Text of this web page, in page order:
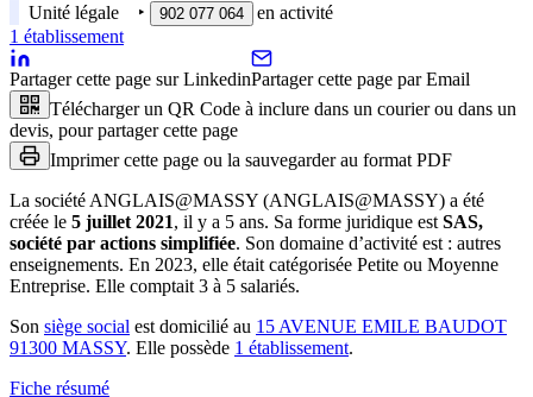
Unité légale ‣ 902 077 064
en activité
1 établissement
Partager cette page sur LinkedinPartager cette page par Email
Télécharger un QR Code à inclure dans un courier ou dans un
devis, pour partager cette page
Imprimer cette page ou la sauvegarder au format PDF
La société ANGLAIS@MASSY (ANGLAIS@MASSY) a été
créée le 5 juillet 2021, il y a 5 ans. Sa forme juridique est SAS,
société par actions simplifiée. Son domaine d’activité est : autres
enseignements. En 2023, elle était catégorisée Petite ou Moyenne
Entreprise. Elle comptait 3 à 5 salariés.
Son siège social est domicilié au 15 AVENUE EMILE BAUDOT
91300 MASSY. Elle possède 1 établissement.
Fiche résumé